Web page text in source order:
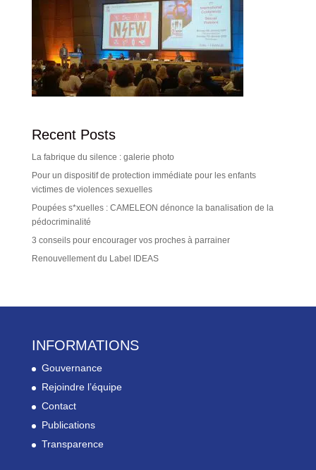
Recent Posts
La fabrique du silence : galerie photo
Pour un dispositif de protection immédiate pour les enfants
victimes de violences sexuelles
Poupées s*xuelles : CAMELEON dénonce la banalisation de la
pédocriminalité
3 conseils pour encourager vos proches à parrainer
Renouvellement du Label IDEAS
INFORMATIONS
Gouvernance
Rejoindre l’équipe
Contact
Publications
Transparence